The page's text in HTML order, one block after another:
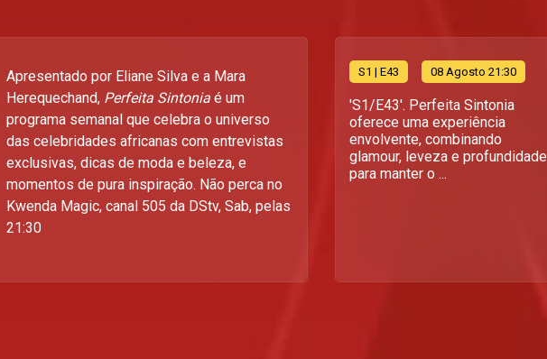
Apresentado por Eliane Silva e a Mara
Herequechand, Perfeita Sintonia é um
programa semanal que celebra o universo
das celebridades africanas com entrevistas
exclusivas, dicas de moda e beleza, e
momentos de pura inspiração. Não perca no
Kwenda Magic, canal 505 da DStv, Sab, pelas
21:30
S1 | E43 08 Agosto 21:30
'S1/E43'. Perfeita Sintonia
oferece uma experiência
envolvente, combinando
glamour, leveza e profundidade
para manter o ...